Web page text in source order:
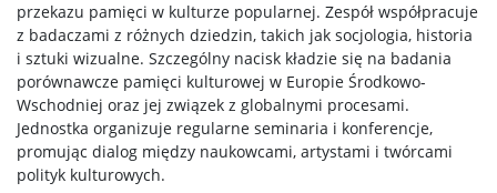
Wsparcie dla studentów
Erasmus+
Rada Samorządu Studentów
przekazu pamięci w kulturze popularnej. Zespół współpracuje
z badaczami z różnych dziedzin, takich jak socjologia, historia
i sztuki wizualne. Szczególny nacisk kładzie się na badania
porównawcze pamięci kulturowej w Europie Środkowo-
Wschodniej oraz jej związek z globalnymi procesami.
Jednostka organizuje regularne seminaria i konferencje,
promując dialog między naukowcami, artystami i twórcami
polityk kulturowych.